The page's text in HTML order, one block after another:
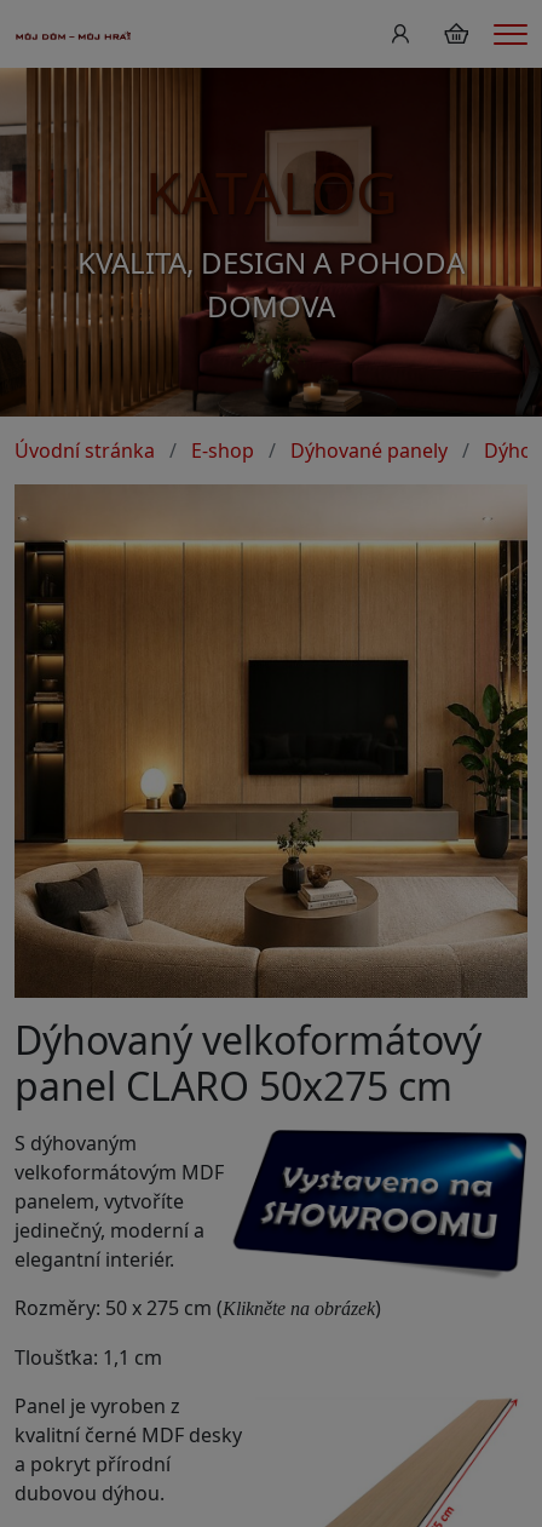
KATALOG
KVALITA, DESIGN A POHODA
DOMOVA
Úvodní stránka E-shop Dýhované panely
Dýhovaný velkoformátový
panel CLARO 50x275 cm
S dýhovaným
velkoformátovým MDF
panelem, vytvoříte
jedinečný, moderní a
elegantní interiér.
Rozměry: 50 x 275 cm (Klikněte na obrázek)
Tloušťka: 1,1 cm
Panel je vyroben z
kvalitní černé MDF desky
a pokryt přírodní
dubovou dýhou.